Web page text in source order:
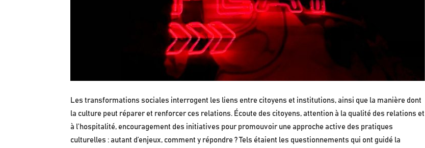
Les transformations sociales interrogent les liens entre citoyens et institutions, ainsi que la manière dont
la culture peut réparer et renforcer ces relations. Écoute des citoyens, attention à la qualité des relations et
à l’hospitalité, encouragement des initiatives pour promouvoir une approche active des pratiques
culturelles : autant d’enjeux, comment y répondre ? Tels étaient les questionnements qui ont guidé la